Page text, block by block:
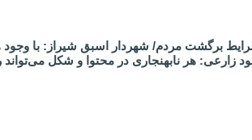
برگشت مردم/ شهردار اسبق شیراز: با
زارعی: هر نابهنجاری در محتوا و شکل می‌تواند